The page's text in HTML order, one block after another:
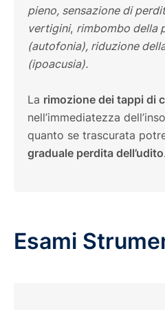
pieno, sensazione di
vertigini, rimbombo della
(autofonia), riduzione
(ipoacusia).
La rimozione dei tappi di
nell’immediatezza
quanto se trascurata
graduale perdita dell’udito.
Esami